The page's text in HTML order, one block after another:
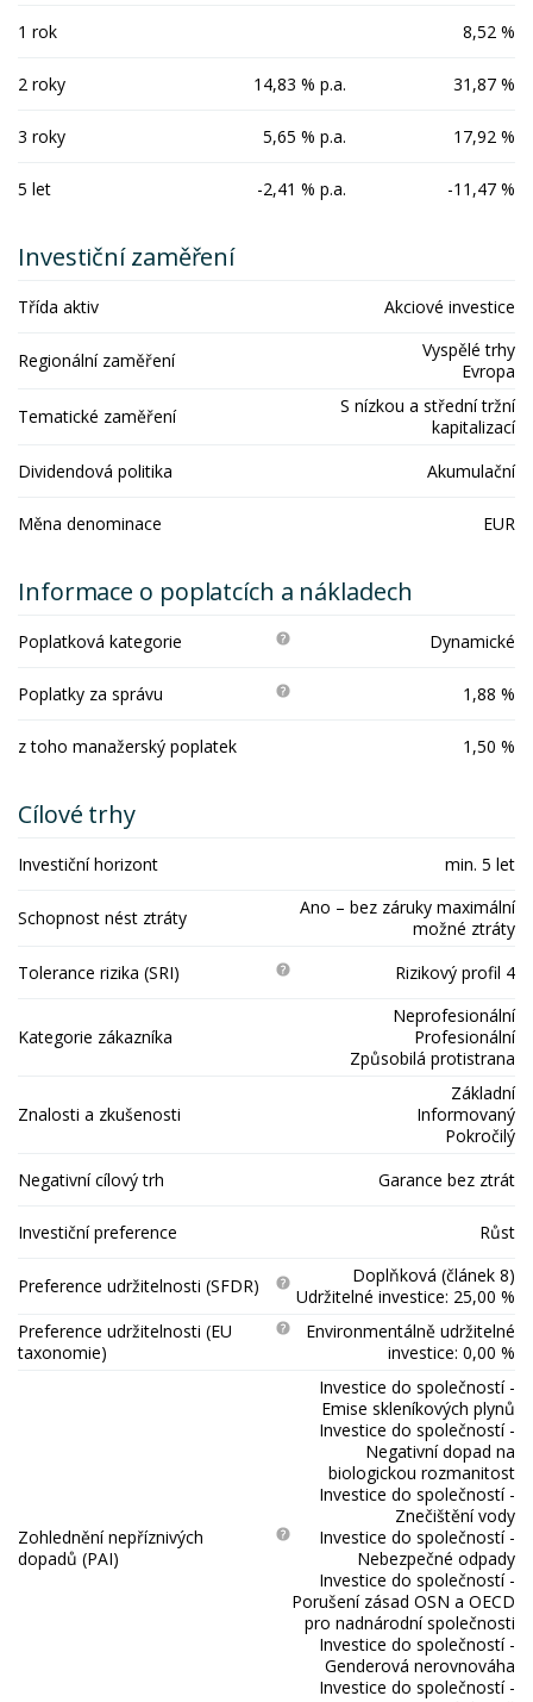
1 rok 8,52 %
2 roky 14,83 % p.a. 31,87 %
3 roky 5,65 % p.a. 17,92 %
5 let -2,41 % p.a. -11,47 %
Investiční zaměření
Třída aktiv Akciové investice
Regionální zaměření
Vyspělé trhy
Evropa
Tematické zaměření
S nízkou a střední tržní
kapitalizací
Dividendová politika
Akumulační
Měna denominace EUR
Informace o poplatcích a nákladech
Poplatková kategorie Dynamické
Poplatky za správu 1,88 %
z toho manažerský poplatek 1,50 %
Cílové trhy
Investiční horizont min. 5 let
Schopnost nést ztráty
Ano – bez záruky maximální
možné ztráty
Tolerance rizika (SRI)
Rizikový profil 4
Kategorie zákazníka
Neprofesionální
Profesionální
Způsobilá protistrana
Znalosti a zkušenosti
Základní
Informovaný
Pokročilý
Negativní cílový trh
Garance bez ztrát
Investiční preference Růst
Preference udržitelnosti (SFDR)
Doplňková (článek 8)
Udržitelné investice: 25,00 %
Preference udržitelnosti (EU
taxonomie)
Environmentálně udržitelné
investice: 0,00 %
Zohlednění nepříznivých
dopadů (PAI)
Investice do společností -
Emise skleníkových plynů
Investice do společností -
Negativní dopad na
biologickou rozmanitost
Investice do společností -
Znečištění vody
Investice do společností -
Nebezpečné odpady
Investice do společností -
Porušení zásad OSN a OECD
pro nadnárodní společnosti
Investice do společností -
Genderová nerovnováha
Investice do společností -